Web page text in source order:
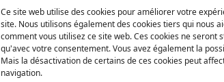
Ce site web utilise des cookies pour améliorer votre
site. Nous utilisons également des cookies tiers qui nous
comment vous utilisez ce site web. Ces cookies ne seront
qu'avec votre consentement. Vous avez également la
Mais la désactivation de certains de ces cookies peut
navigation.